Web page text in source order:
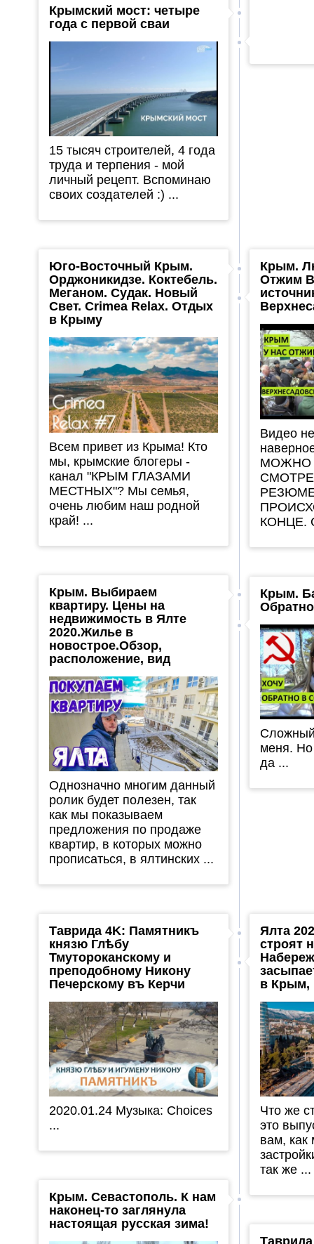
Крымский мост: четыре
года с первой сваи
15 тысяч строителей, 4 года
труда и терпения - мой
личный рецепт. Вспоминаю
своих создателей :) ...
Юго-Восточный Крым.
Орджоникидзе. Коктебель.
Меганом. Судак. Новый
Свет. Crimea Relax. Отдых
в Крыму
Всем привет из Крыма! Кто
мы, крымские блогеры -
канал "КРЫМ ГЛАЗАМИ
МЕСТНЫХ"? Мы семья,
очень любим наш родной
край! ...
Крым.
Отжим
Видео
МОЖНО
КОНЦЕ.
Крым. Выбираем
квартиру. Цены на
недвижимость в Ялте
2020.Жилье в
новострое.Обзор,
расположение, вид
Однозначно многим данный
ролик будет полезен, так
как мы показываем
предложения по продаже
квартир, в которых можно
прописаться, в ялтинских ...
Крым.
меня. Но
да ...
Таврида 4K: Памятникъ
князю Глѣбу
Тмутороканскому и
преподобному Никону
Печерскому въ Керчи
2020.01.24 Музыка: Choices
...
Ялта
строят
в Крым,
Что же
это
вам, как
так же ...
Крым. Севастополь. К нам
наконец-то заглянула
настоящая русская зима!